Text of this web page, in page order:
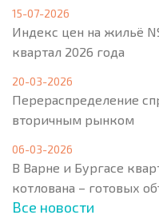
15-07-2026
Индекс цен на жильё
квартал 2026 года
20-03-2026
Перераспределение
вторичным рынком
06-03-2026
В Варне и Бургасе
котлована – готовых
Все новости